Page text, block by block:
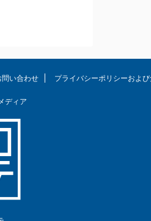
問い合わせ プライバシーポリシーおよ
ディア